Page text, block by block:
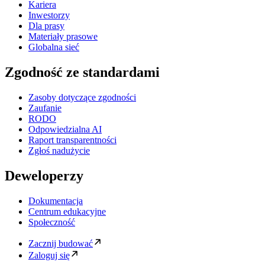
Kariera
Inwestorzy
Dla prasy
Materiały prasowe
Globalna sieć
Zgodność ze standardami
Zasoby dotyczące zgodności
Zaufanie
RODO
Odpowiedzialna AI
Raport transparentności
Zgłoś nadużycie
Deweloperzy
Dokumentacja
Centrum edukacyjne
Społeczność
Zacznij budować
Zaloguj się